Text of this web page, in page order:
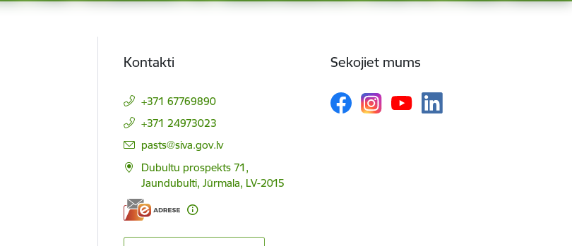
Kontakti
+371 67769890
+371 24973023
E-pasts:
pasts@siva.gov.lv
Dubultu prospekts 71,
Jaundubulti, Jūrmala, LV-2015
Sekojiet mums